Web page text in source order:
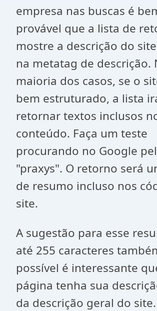
empresa nas buscas é
provável que a lista de
mostre a descrição do
na metatag de descrição.
maioria dos casos, se o
bem estruturado, a lista
retornar textos inclusos
conteúdo. Faça um teste
procurando no Google
"praxys". O retorno será
de resumo incluso nos
site.
A sugestão para esse
até 255 caracteres
possível é interessante
página tenha sua
da descrição geral do site.